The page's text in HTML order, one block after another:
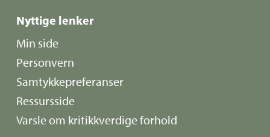
Nyttige lenker
Min side
Personvern
Samtykkepreferanser
Ressursside
Varsle om kritikkverdige forhold